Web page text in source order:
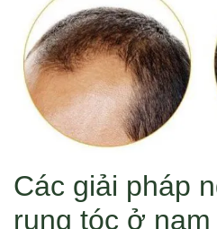
Các giải pháp
rụng tóc ở nam